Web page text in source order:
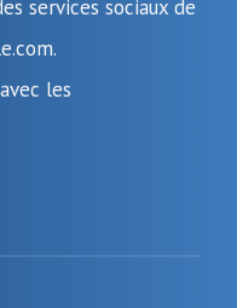
services sociaux de
les